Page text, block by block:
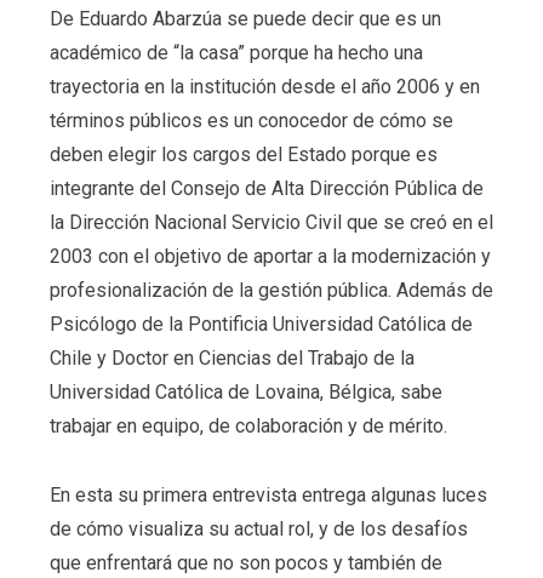
De Eduardo Abarzúa se puede decir que es un
académico de “la casa” porque ha hecho una
trayectoria en la institución desde el año 2006 y en
términos públicos es un conocedor de cómo se
deben elegir los cargos del Estado porque es
integrante del Consejo de Alta Dirección Pública de
la Dirección Nacional Servicio Civil que se creó en el
2003 con el objetivo de aportar a la modernización y
profesionalización de la gestión pública. Además de
Psicólogo de la Pontificia Universidad Católica de
Chile y Doctor en Ciencias del Trabajo de la
Universidad Católica de Lovaina, Bélgica, sabe
trabajar en equipo, de colaboración y de mérito.
En esta su primera entrevista entrega algunas luces
de cómo visualiza su actual rol, y de los desafíos
que enfrentará que no son pocos y también de